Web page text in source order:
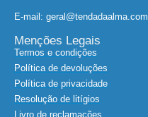
E-mail: geral@tendadaalma.com
Menções Legais
Termos e condições
Política de devoluções
Política de privacidade
Resolução de litígios